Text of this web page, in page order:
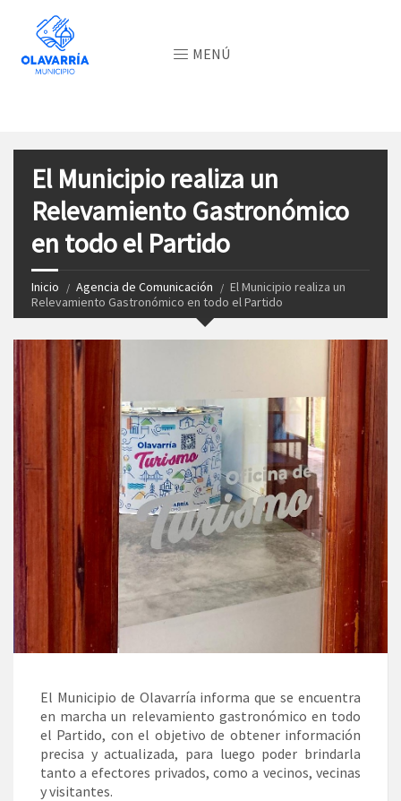
MENÚ
El Municipio realiza un
Relevamiento Gastronómico
en todo el Partido
Inicio Agencia de Comunicación
El Municipio realiza un
Relevamiento Gastronómico en todo el Partido
El Municipio de Olavarría informa que se encuentra
en marcha un relevamiento gastronómico en todo
el Partido, con el objetivo de obtener información
precisa y actualizada, para luego poder brindarla
tanto a efectores privados, como a vecinos, vecinas
y visitantes.